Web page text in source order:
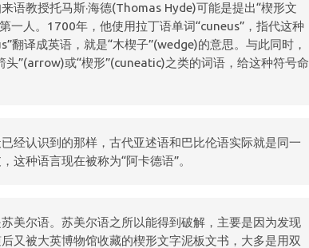
语教授托马斯·海德(Thomas Hyde)可能是提出“楔形文
一人。1700年，他使用拉丁语单词“cuneus”，指代这种
翻译成英语，就是“木楔子”(wedge)的意思。与此同时，
头”(arrow)或“楔形”(cuneatic)之类的词语，给这种符号命
经认识到的那样，古代亚述语和巴比伦语实际就是同一
这种语言现在被称为“阿卡德语”。
美尔语。苏美尔语之所以能得到破解，主要是因为发现
又被大英博物馆收藏的楔形文字泥板文书，大多是用双